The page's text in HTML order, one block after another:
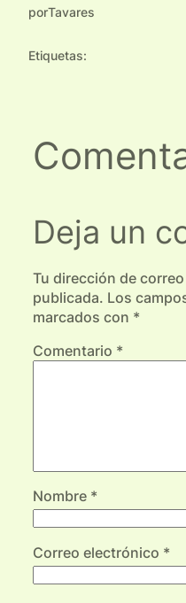
porTavares
Etiquetas:
Deja un
Tu dirección de
publicada. Los
marcados con *
Comentario *
Nombre *
Correo electrónico *